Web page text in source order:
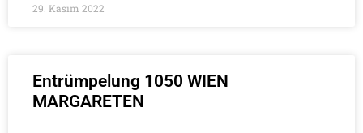
29. Kasım 2022
Entrümpelung 1050 WIEN
MARGARETEN